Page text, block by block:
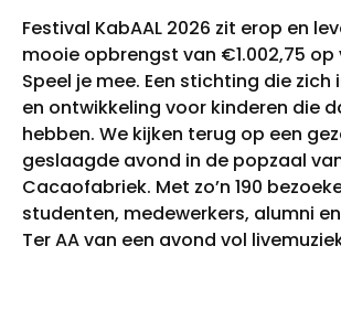
Skills
Internationalisering
Flexibel leren
Studentverhalen
Studiekeuze
Studiekeuzetest
Q&A studiekiezers
Interesse­gebieden
Open dag
Meelopen
Volwassenen
Volwassenenonderwijs
Cursussen Nederlands en
Inburgering
Aanmelden
Practoraat leergeluk
Werken bij Ter AA
Nieuws
Festival KabAAL 2026 zit erop en
mooie opbrengst van €1.002,75
Speel je mee. Een stichting die zich
en ontwikkeling voor kinderen die
hebben. We kijken terug op een
geslaagde avond in de popzaal
Cacaofabriek. Met zo’n 190
studenten, medewerkers, alumni
Ter AA van een avond vol